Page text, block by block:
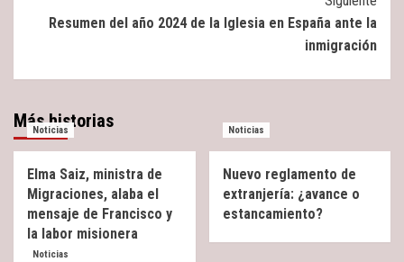
Resumen del año 2024 de la Iglesia en España ante la
inmigración
Más historias
Noticias
Elma Saiz, ministra de
Migraciones, alaba el
mensaje de Francisco y
la labor misionera
Noticias
Nuevo reglamento de
extranjería: ¿avance o
estancamiento?
Noticias